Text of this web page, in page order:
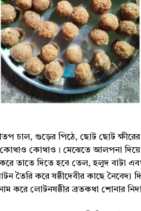
চাল, গুড়ের পিঠে, ছোট ছোট
কোথাও। মেঝেতে আলপনা দিয়ে
করে তাতে দিতে হবে তেল, হলুদ বাটা
তৈরি করে ষষ্ঠীদেবীর কাছে
করে লোটনষষ্ঠীর ব্রতকথা শোনার